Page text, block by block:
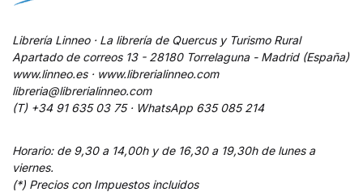
Librería Linneo · La librería de Quercus y Turismo Rural
Apartado de correos 13 - 28180 Torrelaguna - Madrid (España)
www.linneo.es · www.librerialinneo.com
libreria@librerialinneo.com
(T) +34 91 635 03 75 · WhatsApp 635 085 214
Horario: de 9,30 a 14,00h y de 16,30 a 19,30h de lunes a
viernes.
(*) Precios con Impuestos incluidos